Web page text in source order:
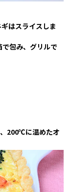
はスライスしま
包み、グリルで
200℃に温めたオ